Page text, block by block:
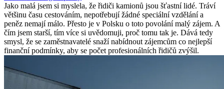
Jako malá jsem si myslela, že řidiči kamionů jsou šťastní lidé. Tráví
většinu času cestováním, nepotřebují žádné speciální vzdělání a
peněz nemají málo. Přesto je v Polsku o toto povolání malý zájem. A
čím jsem starší, tím více si uvědomuji, proč tomu tak je. Dává tedy
smysl, že se zaměstnavatelé snaží nabídnout zájemcům co nejlepší
finanční podmínky, aby se počet profesionálních řidičů zvýšil.